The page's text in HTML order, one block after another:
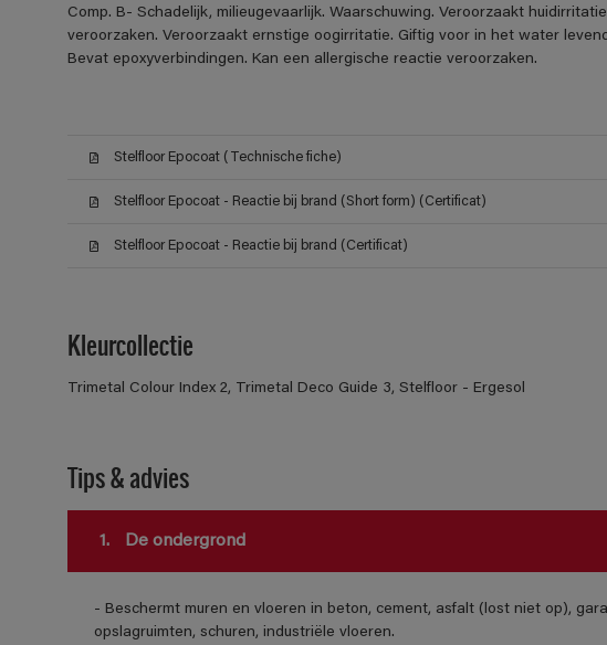
Comp. B- Schadelijk, milieugevaarlijk. Waarschuwing. Veroorzaakt
veroorzaken. Veroorzaakt ernstige oogirritatie. Giftig voor in het water
Bevat epoxyverbindingen. Kan een allergische reactie veroorzaken.
Stelfloor Epocoat (Technische fiche)
Stelfloor Epocoat - Reactie bij brand (Short form) (Certificat)
Stelfloor Epocoat - Reactie bij brand (Certificat)
Kleurcollectie
Trimetal Colour Index 2, Trimetal Deco Guide 3, Stelfloor - Ergesol
Tips & advies
1. De ondergrond
- Beschermt muren en vloeren in beton, cement, asfalt (lost niet op),
opslagruimten, schuren, industriële vloeren.